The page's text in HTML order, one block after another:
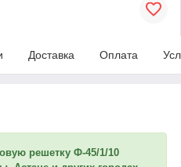
Доставка Оплата
решетку Ф-45/1/10